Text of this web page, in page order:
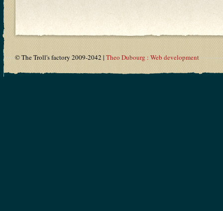
© The Troll's factory 2009-2042 |Theo Dubourg : Web development